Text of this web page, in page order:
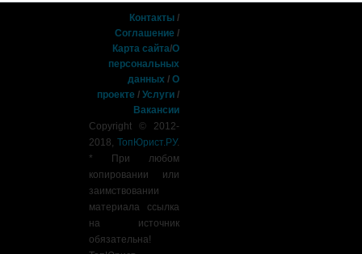
Контакты /
Соглашение /
Карта сайта/О
персональных
данных /О
проекте /Услуги /
Вакансии
Copyright © 2012-
2018,ТопЮрист.РУ.
* При любом
копировании или
заимствовании
материала ссылка
на источник
обязательна!